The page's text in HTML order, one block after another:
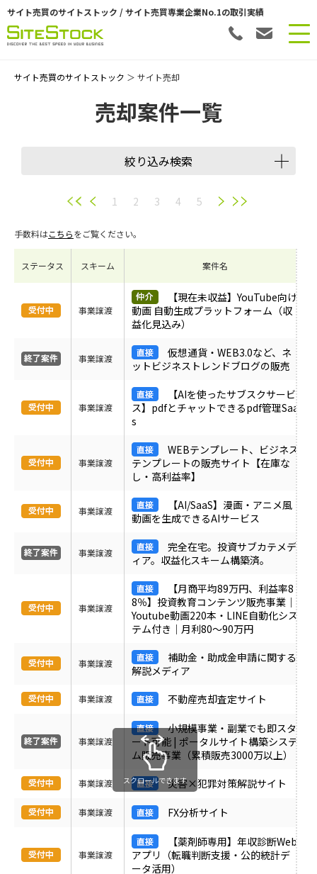
サイト売買のサイトストック / サイト売買専業企業No.1の取引実績
サイト売買のサイトストック ＞ サイト売却
売却案件一覧
絞り込み検索
譲渡スキーム
会員数
希望価格
月間売上
サイト形態
カテゴリ
フリーワード
業界・業種
1 2 3 4 5
手数料はこちらをご覧ください。
ステータス スキーム 案件名
事業譲渡
【現在未収益】YouTube向け
動画 自動生成プラットフォーム（収
益化見込み）
事業譲渡
仮想通貨・WEB3.0など、ネ
ットビジネストレンドブログの販売
事業譲渡
【AIを使ったサブスクサービ
ス】pdfとチャットできるpdf管理Saa
s
事業譲渡
WEBテンプレート、ビジネス
テンプレートの販売サイト【在庫な
し・高利益率】
事業譲渡
【AI/SaaS】漫画・アニメ風
動画を生成できるAIサービス
事業譲渡
完全在宅。投資サブカテメデ
ィア。収益化スキーム構築済。
事業譲渡
【月商平均89万円、利益率8
8％】投資教育コンテンツ販売事業｜
Youtube動画220本・LINE自動化シス
テム付き｜月利80〜90万円
事業譲渡
補助金・助成金申請に関する
解説メディア
事業譲渡 不動産売却査定サイト
事業譲渡
小規模事業・副業でも即スタ
ート可能 | ポータルサイト構築システ
ム販売事業（累積販売3000万以上）
事業譲渡 災害×犯罪対策解説サイト
事業譲渡 FX分析サイト
事業譲渡
【薬剤師専用】年収診断Web
アプリ（転職判断支援・公的統計デ
ータ活用）
スクロールできます